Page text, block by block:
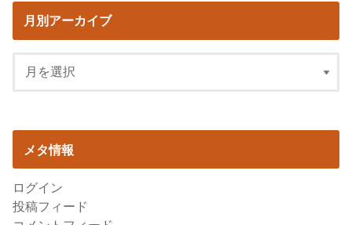
月別アーカイブ
メタ情報
ログイン
投稿フィード